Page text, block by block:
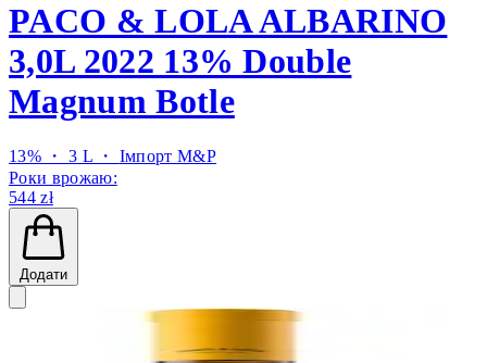
PACO & LOLA ALBARINO
3,0L 2022 13% Double
Magnum Botle
13% ・ 3 L ・ Імпорт M&P
Роки врожаю:
544 zł
Додати